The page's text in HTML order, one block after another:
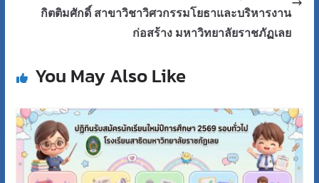
กิตติมศักดิ์ สาขาวิชาวิศวกรรมโยธาและบริหารงาน
ก่อสร้าง มหาวิทยาลัยราชภัฏเลย
You May Also Like